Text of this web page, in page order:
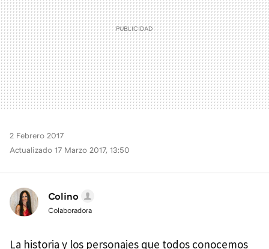
2 Febrero 2017
Actualizado 17 Marzo 2017, 13:50
Colino
Colaboradora
La historia y los personajes que todos conocemos